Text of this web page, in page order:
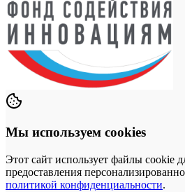
Мы используем cookies
Этот сайт использует файлы cookie
предоставления
политикой конфиденциальности.